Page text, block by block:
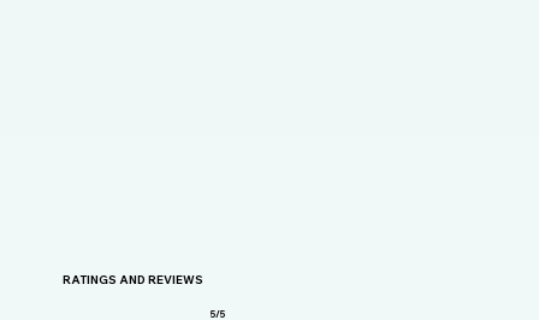
RATINGS AND REVIEWS
5/5